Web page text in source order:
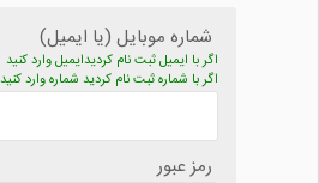
شماره موبایل (یا ایمیل)
اگر با ایمیل ثبت نام کردیدایمیل وارد کنید
اگر با شماره ثبت نام کردید شماره وارد کنید 9129876543
رمز عبور